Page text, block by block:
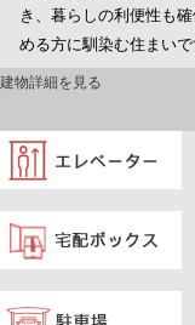
き、暮らしの利便性も
める方に馴染む住まいで
建物詳細を見る